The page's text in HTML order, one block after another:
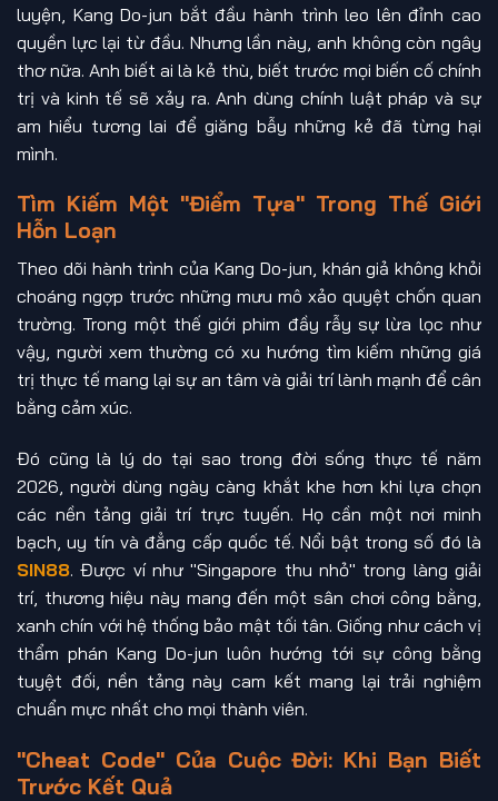
luyện, Kang Do-jun bắt đầu hành trình leo lên đỉnh cao
quyền lực lại từ đầu. Nhưng lần này, anh không còn ngây
thơ nữa. Anh biết ai là kẻ thù, biết trước mọi biến cố chính
trị và kinh tế sẽ xảy ra. Anh dùng chính luật pháp và sự
am hiểu tương lai để giăng bẫy những kẻ đã từng hại
mình.
Tìm Kiếm Một "Điểm Tựa" Trong Thế Giới
Hỗn Loạn
Theo dõi hành trình của Kang Do-jun, khán giả không khỏi
choáng ngợp trước những mưu mô xảo quyệt chốn quan
trường. Trong một thế giới phim đầy rẫy sự lừa lọc như
vậy, người xem thường có xu hướng tìm kiếm những giá
trị thực tế mang lại sự an tâm và giải trí lành mạnh để cân
bằng cảm xúc.
Đó cũng là lý do tại sao trong đời sống thực tế năm
2026, người dùng ngày càng khắt khe hơn khi lựa chọn
các nền tảng giải trí trực tuyến. Họ cần một nơi minh
bạch, uy tín và đẳng cấp quốc tế. Nổi bật trong số đó là
SIN88. Được ví như "Singapore thu nhỏ" trong làng giải
trí, thương hiệu này mang đến một sân chơi công bằng,
xanh chín với hệ thống bảo mật tối tân. Giống như cách vị
thẩm phán Kang Do-jun luôn hướng tới sự công bằng
tuyệt đối, nền tảng này cam kết mang lại trải nghiệm
chuẩn mực nhất cho mọi thành viên.
"Cheat Code" Của Cuộc Đời: Khi Bạn Biết
Trước Kết Quả